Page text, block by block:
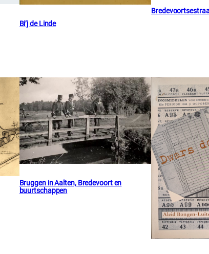
Bi’j de Linde
Bruggen in Aalten, Bredevoort en
buurtschappen